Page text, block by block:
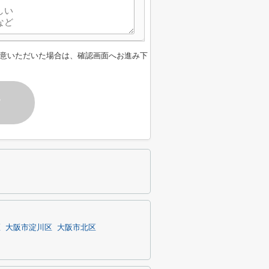
いただいた場合は、確認画面へお進み下
大阪市淀川区 大阪市北区